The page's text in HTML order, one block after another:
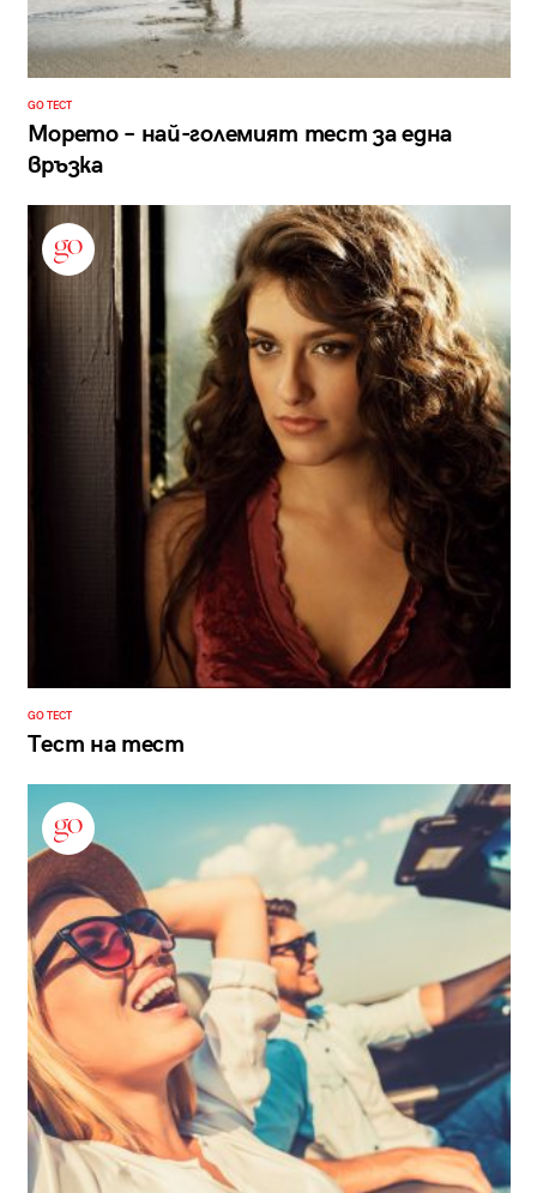
GO ТЕСТ
Морето – най-големият тест за една
връзка
GO ТЕСТ
Тест на тест